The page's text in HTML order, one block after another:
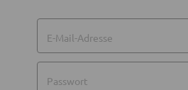
E-Mail-Adresse
Passwort